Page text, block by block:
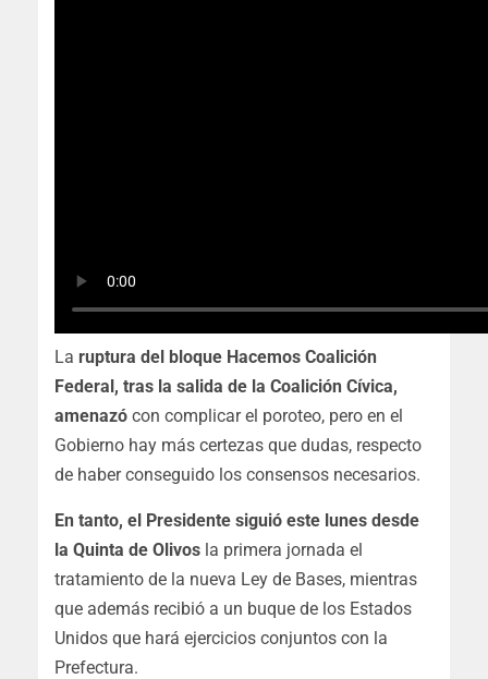
La ruptura del bloque Hacemos Coalición
Federal, tras la salida de la Coalición Cívica,
amenazó con complicar el poroteo, pero en el
Gobierno hay más certezas que dudas, respecto
de haber conseguido los consensos necesarios.
En tanto, el Presidente siguió este lunes desde
la Quinta de Olivos la primera jornada el
tratamiento de la nueva Ley de Bases, mientras
que además recibió a un buque de los Estados
Unidos que hará ejercicios conjuntos con la
Prefectura.